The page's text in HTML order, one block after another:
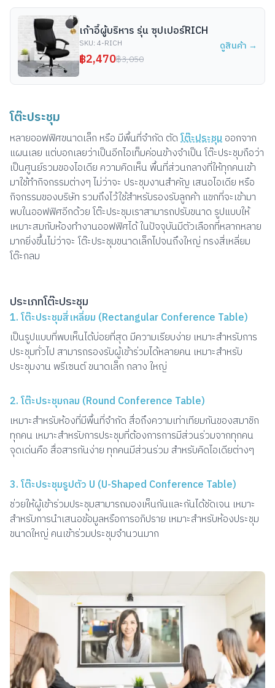
เก้าอี้ผู้บริหาร รุ่น ซุปเปอร์RICH
SKU:4-RICH
฿2,470฿3,050
ดูสินค้า →
โต๊ะประชุม
หลายออฟฟิศขนาดเล็ก หรือ มีพื้นที่จำกัด ตัดโต๊ะประชุมออกจาก
แผนเลย แต่บอกเลยว่าเป็นอีกไอเท็มค่อนข้างจำเป็น โต๊ะประชุมถือว่า
เป็นศูนย์รวมของไอเดีย ความคิดเห็น พื้นที่ส่วนกลางที่ให้ทุกคนเข้า
มาใช้ทำกิจกรรมต่างๆ ไม่ว่าจะ ประชุมงานสำคัญ เสนอไอเดีย หรือ
กิจกรรมของบริษัท รวมถึงไว้ใช้สำหรับรองรับลูกค้า แขกที่จะเข้ามา
พบในออฟฟิศอีกด้วย โต๊ะประชุมเราสามารถปรับขนาด รูปแบบให้
เหมาะสมกับห้องทำงานออฟฟิศได้ ในปัจจุบันมีตัวเลือกที่หลากหลาย
มากยิ่งขึ้นไม่ว่าจะ โต๊ะประชุมขนาดเล็กไปจนถึงใหญ่ ทรงสี่เหลี่ยม
โต๊ะกลม
ประเภทโต๊ะประชุม
1. โต๊ะประชุมสี่เหลี่ยม (Rectangular Conference Table)
เป็นรูปแบบที่พบเห็นได้บ่อยที่สุด มีความเรียบง่าย เหมาะสำหรับการ
ประชุมทั่วไป สามารถรองรับผู้เข้าร่วมได้หลายคน เหมาะสำหรับ
ประชุมงาน พรีเซนต์ ขนาดเล็ก กลาง ใหญ่
2. โต๊ะประชุมกลม (Round Conference Table)
เหมาะสำหรับห้องที่มีพื้นที่จำกัด สื่อถึงความเท่าเทียมกันของสมาชิก
ทุกคน เหมาะสำหรับการประชุมที่ต้องการการมีส่วนร่วมจากทุกคน
จุดเด่นคือ สื่อสารกันง่าย ทุกคนมีส่วนร่วม สำหรับคิดไอเดียต่างๆ
3. โต๊ะประชุมรูปตัว U (U-Shaped Conference Table)
ช่วยให้ผู้เข้าร่วมประชุมสามารถมองเห็นกันและกันได้ชัดเจน เหมาะ
สำหรับการนำเสนอข้อมูลหรือการอภิปราย เหมาะสำหรับห้องประชุม
ขนาดใหญ่ คนเข้าร่วมประชุมจำนวนมาก